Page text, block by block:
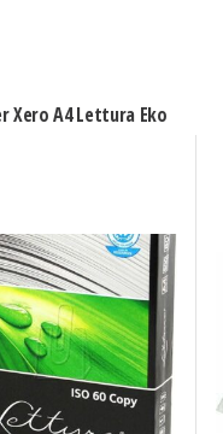
Xero A4 Lettura Eko